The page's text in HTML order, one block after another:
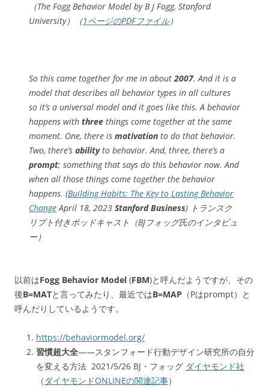
（The Fogg Behavior Model by B J Fogg, Stanford
University）（1ページのPDFファイル）
So this came together for me in about2007. And it is a
model that describes all behavior types in all cultures
so it’s a universal model and it goes like this. A behavior
happens with three things come together at the same
moment. One, there is motivation to do that behavior.
Two, there’s abilityto behavior. And, three, there’s a
prompt; something that says do this behavior now. And
when all those things come together the behavior
happens. (Building Habits: The Key to Lasting Behavior
ChangeApril 18, 2023 Stanford Business) トランスク
リプト付きポッドキャスト（BJフォッグ氏のインタビュ
ー）
以前はFogg Behavior Model (FBM)と呼んだようですが、その
後B=MATと言ってみたり、最近ではB=MAP （Pはprompt）と
呼んだりしているようです。
https://behaviormodel.org/
習慣超大全——スタンフォード行動デザイン研究所の自分
を変える方法 2021/5/26 BJ・フォッグ ダイヤモンド社
（ ダイヤモンドONLINEの関連記事）